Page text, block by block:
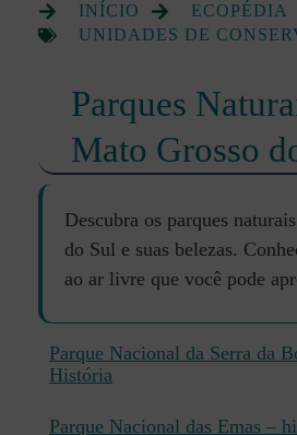
INÍCIO
ECOPÉDIA
UNIDADES DE
Parques
Mato Grosso
Descubra os parques
do Sul e suas belezas.
ao ar livre que você pode
Parque Nacional da Serra da
História
Parque Nacional das Emas –